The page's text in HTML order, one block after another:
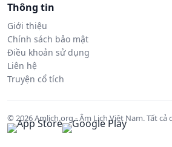
Thông tin
Giới thiệu
Chính sách bảo mật
Điều khoản sử dụng
Liên hệ
Truyện cổ tích
© 2026 Amlich.org - Âm Lịch Việt Nam. Tất